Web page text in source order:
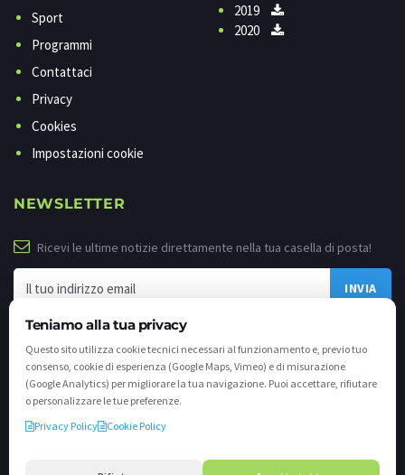
Teniamo alla tua privacy
Questo sito utilizza cookie tecnici necessari al funzionamento e, previo tuo
consenso, cookie di esperienza (Google Maps, Vimeo) e di misurazione
(Google Analytics) per migliorare la tua navigazione. Puoi accettare, rifiutare
o personalizzare le tue preferenze.
Privacy Policy
Cookie Policy
Sport
Programmi
Contattaci
Privacy
Cookies
Impostazioni cookie
2019
2020
NEWSLETTER
Ricevi le ultime notizie direttamente nella tua casella di posta!
Darfo Boario Terme (Bs) P.IVA e C.F. 02539810982 - REA / CCIAA (Bs) n. 458309